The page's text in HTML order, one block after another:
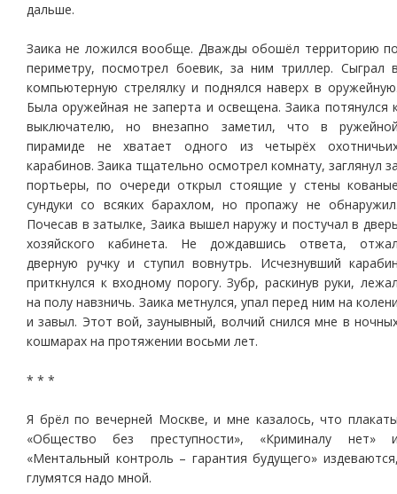
дальше.
Заика не ложился вообще. Дважды обошёл территорию
периметру, посмотрел боевик, за ним триллер. Сыграл
компьютерную стрелялку и поднялся наверх в
Была оружейная не заперта и освещена. Заика потянулся
выключателю, но внезапно заметил, что в
пирамиде не хватает одного из четырёх
карабинов. Заика тщательно осмотрел комнату, заглянул
портьеры, по очереди открыл стоящие у стены
сундуки со всяких барахлом, но пропажу не
Почесав в затылке, Заика вышел наружу и постучал в
хозяйского кабинета. Не дождавшись ответа,
дверную ручку и ступил вовнутрь. Исчезнувший
приткнулся к входному порогу. Зубр, раскинув руки,
на полу навзничь. Заика метнулся, упал перед ним на
и завыл. Этот вой, заунывный, волчий снился мне в
кошмарах на протяжении восьми лет.
* * *
Я брёл по вечерней Москве, и мне казалось, что
«Общество без преступности», «Криминалу нет»
«Ментальный контроль – гарантия будущего»
глумятся надо мной.